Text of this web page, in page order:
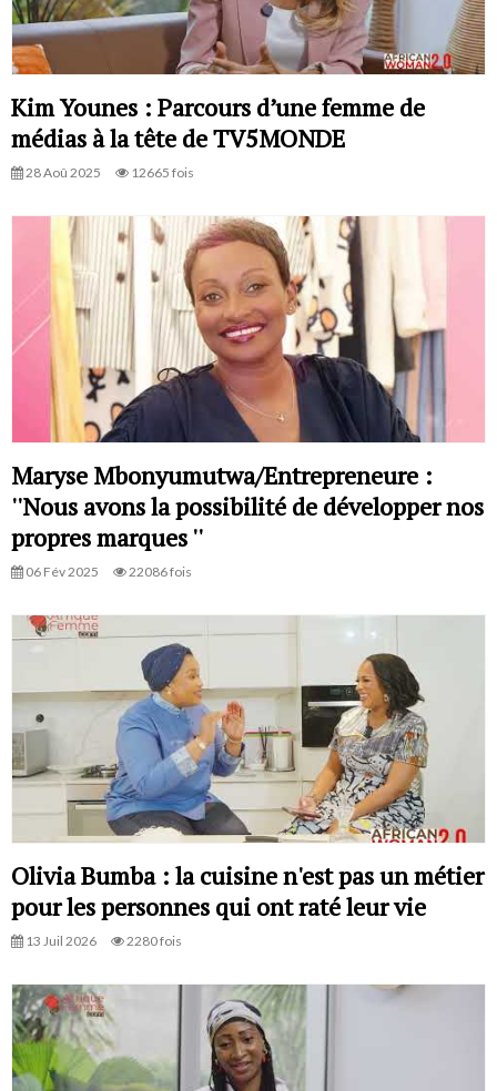
Kim Younes : Parcours d’une femme de
médias à la tête de TV5MONDE
28 Aoû 2025 12665 fois
Maryse Mbonyumutwa/Entrepreneure :
''Nous avons la possibilité de développer nos
propres marques ''
06 Fév 2025 22086 fois
Olivia Bumba : la cuisine n'est pas un métier
pour les personnes qui ont raté leur vie
13 Juil 2026 2280 fois